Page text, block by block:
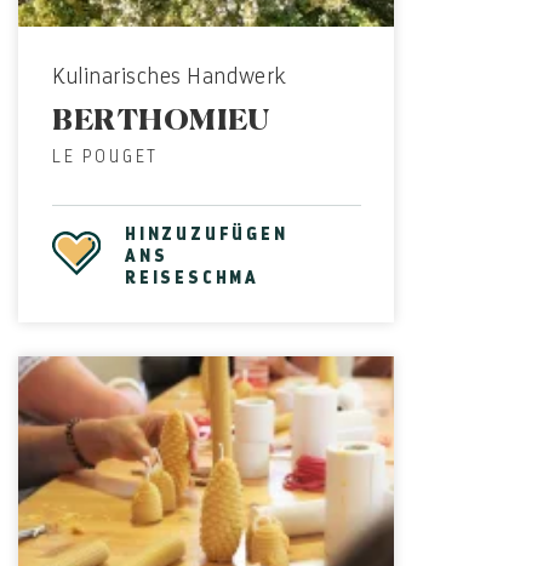
Kulinarisches Handwerk
BERTHOMIEU
LE POUGET
HINZUZUFÜGEN
ANS
REISESCHMA